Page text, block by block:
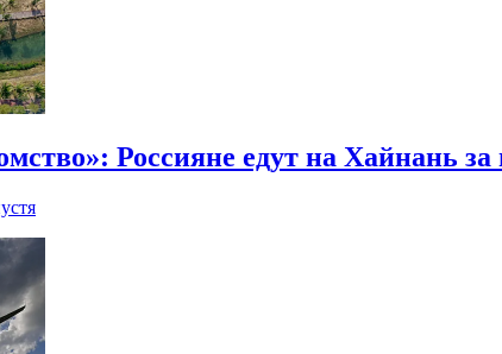
Россияне едут на Хайнань